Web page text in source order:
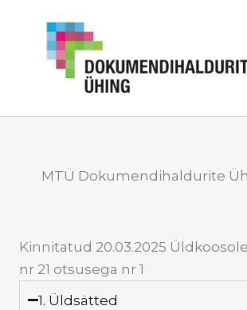
content
MTÜ Dokumendihaldurite
Kinnitatud 20.03.2025
nr 21 otsusega nr 1
1. Üldsätted